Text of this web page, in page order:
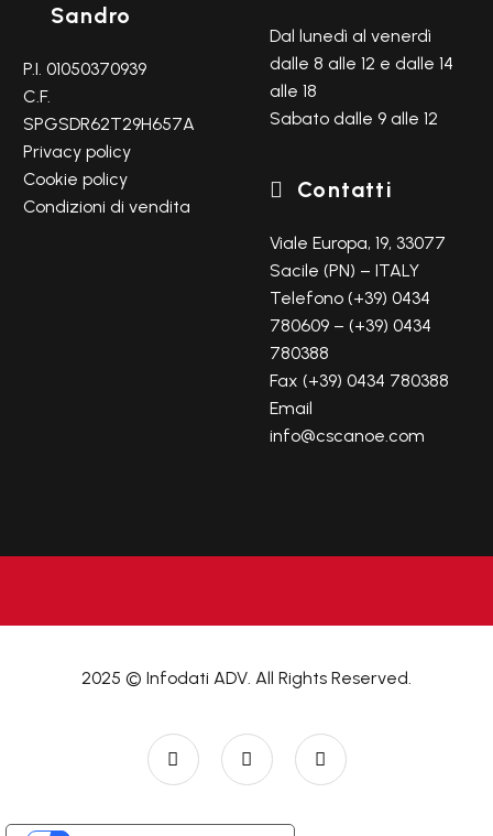
Sandro
P.I. 01050370939
C.F.
SPGSDR62T29H657A
Privacy policy
Cookie policy
Condizioni di vendita
Dal lunedì al venerdì
dalle 8 alle 12 e dalle 14
alle 18
Sabato dalle 9 alle 12
 Contatti
Viale Europa, 19, 33077
Sacile (PN) – ITALY
Telefono (+39) 0434
780609 – (+39) 0434
780388
Fax (+39) 0434 780388
Email
info@cscanoe.com
2025 © Infodati ADV. All Rights Reserved.